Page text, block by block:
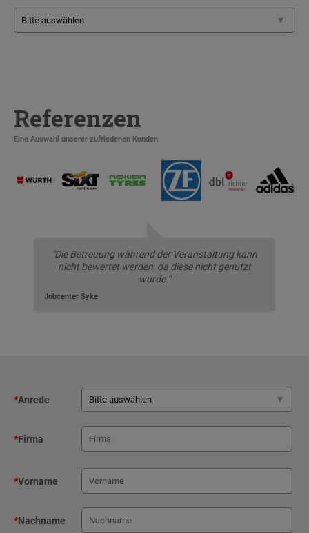
Referenzen
Eine Auswahl unserer zufriedenen Kunden
"Die Betreuung während der Veranstaltung kann
nicht bewertet werden, da diese nicht genutzt
wurde."
Jobcenter Syke
*Anrede
*Firma
*Vorname
*Nachname